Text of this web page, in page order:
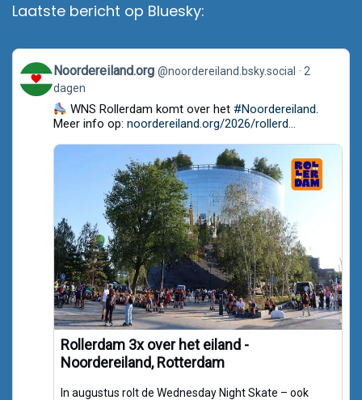
Laatste bericht op Bluesky:
View
post
by
Noordereiland.org
Bluesky
Noordereiland.org @noordereiland.bsky.social
2
dagen
WNS Rollerdam komt over het #Noordereiland.
Meer info op: noordereiland.org/2026/rollerd...
Rollerdam 3x over het eiland -
Noordereiland, Rotterdam
In augustus rolt de Wednesday Night Skate – ook